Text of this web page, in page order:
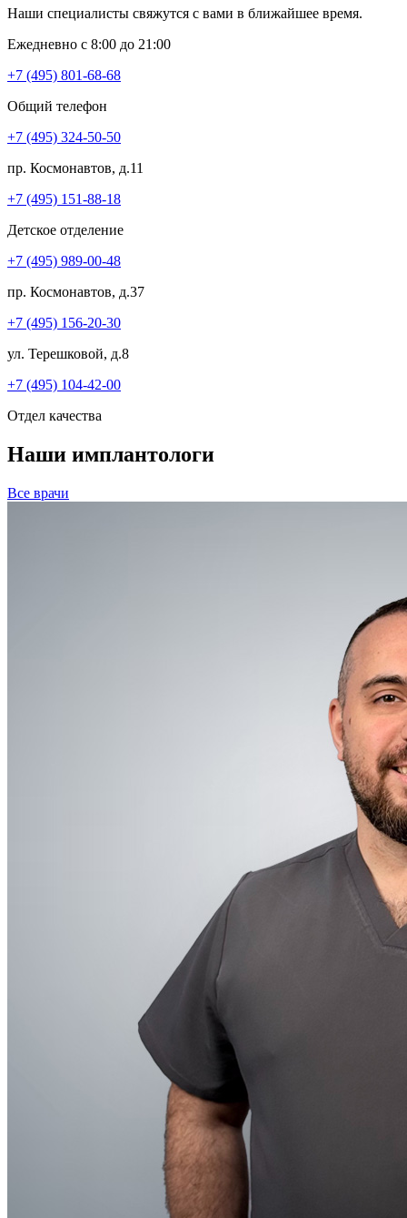
Наши специалисты свяжутся с вами в ближайшее время.
Ежедневно с 8:00 до 21:00
+7 (495) 801-68-68
Общий телефон
+7 (495) 324-50-50
пр. Космонавтов, д.11
+7 (495) 151-88-18
Детское отделение
+7 (495) 989-00-48
пр. Космонавтов, д.37
+7 (495) 156-20-30
ул. Терешковой, д.8
+7 (495) 104-42-00
Отдел качества
Наши имплантологи
Все врачи